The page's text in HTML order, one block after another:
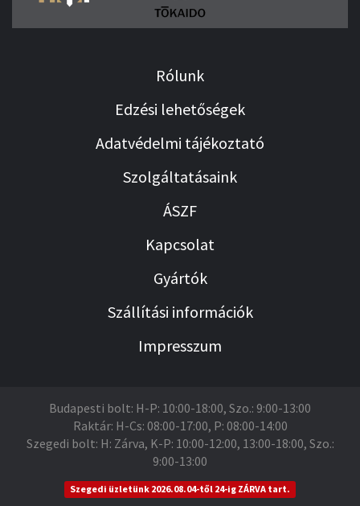
Rólunk
Edzési lehetőségek
Adatvédelmi tájékoztató
Szolgáltatásaink
ÁSZF
Kapcsolat
Gyártók
Szállítási információk
Impresszum
Budapesti bolt: H-P: 10:00-18:00, Szo.: 9:00-13:00
Raktár: H-Cs: 08:00-17:00, P: 08:00-14:00
Szegedi bolt: H: Zárva, K-P: 10:00-12:00, 13:00-18:00, Szo.:
9:00-13:00
Szegedi üzletünk 2026.08.04-től 24-ig ZÁRVA tart.